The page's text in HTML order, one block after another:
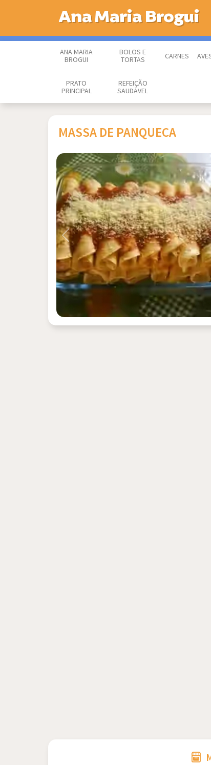
Ana Maria Brogui
ANA MARIA
BROGUI
BOLOS E
TORTAS
CARNES
PRATO
PRINCIPAL
REFEIÇÃO
SAUDÁVEL
MASSA DE PANQUECA
Previous